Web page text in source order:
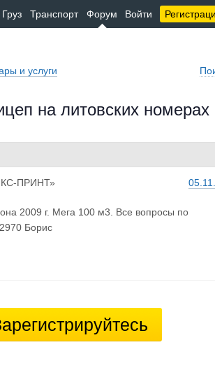
Груз Транспорт Форум Войти
и услуги
на литовских номерах
ПРИНТ»
2009 г. Мега 100 м3. Все вопросы по
Борис